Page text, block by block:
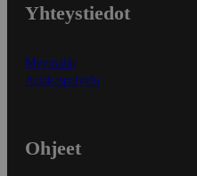
Yhteystiedot
Myymälät
Asiakaspalvelu
Ohjeet